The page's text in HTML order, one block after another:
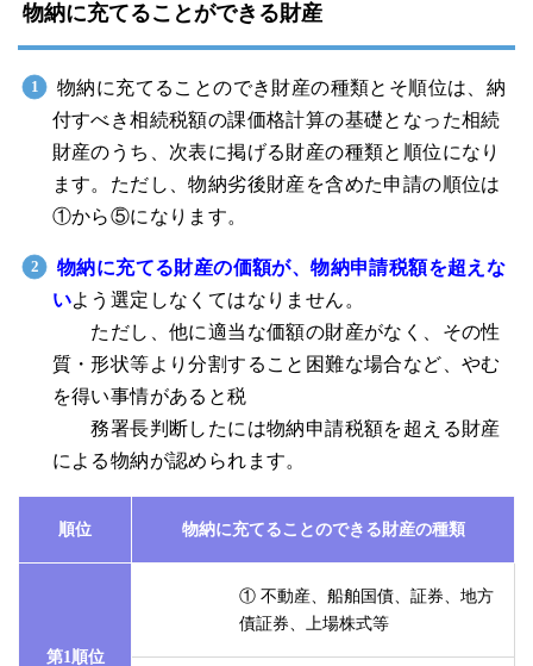
物納に充てることができる財産
物納に充てることのでき財産の種類とそ順位は、納
付すべき相続税額の課価格計算の基礎となった相続
財産のうち、次表に掲げる財産の種類と順位になり
ます。ただし、物納劣後財産を含めた申請の順位は
①から⑤になります。
物納に充てる財産の価額が、物納申請税額を超えな
いよう選定しなくてはなりません。
ただし、他に適当な価額の財産がなく、その性
質・形状等より分割すること困難な場合など、やむ
を得い事情があると税
務署長判断したには物納申請税額を超える財産
による物納が認められます。
順位 物納に充てることのできる財産の種類
第1順位
① 不動産、船舶国債、証券、地方
債証券、上場株式等